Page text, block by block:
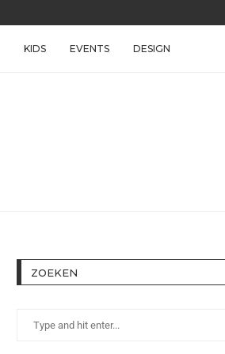
KIDS EVENTS DESIGN
ZOEKEN